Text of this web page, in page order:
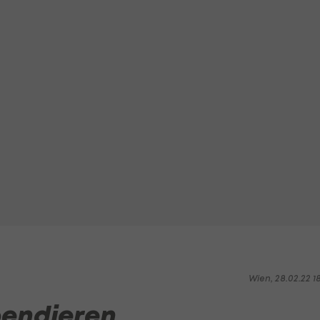
Wien, 28.02.22